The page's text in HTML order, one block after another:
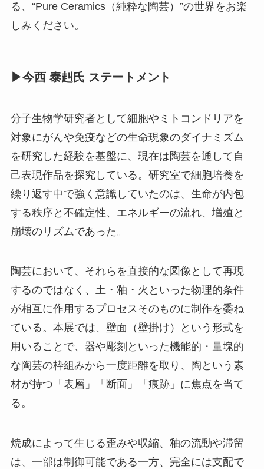
る、“Pure Ceramics（純粋な陶芸）”の世界をお楽
しみください。
▶今西 泰赳氏 ステートメント
分子生物学研究者として細胞やミトコンドリアを
対象にがんや免疫などの生命現象のダイナミズム
を研究した経験を基盤に、現在は陶芸を通して自
己表現作品を探究している。研究室で細胞培養を
繰り返す中で強く意識していたのは、生命が内包
する秩序と不確定性、エネルギーの流れ、増殖と
崩壊のリズムであった。
陶芸において、それらを直接的な図像として再現
するのではなく、土・釉・火といった物理的条件
が相互に作用するプロセスそのものに制作を委ね
ている。本展では、壁面（壁掛け）という形式を
用いることで、器や彫刻といった機能的・量塊的
な陶芸の枠組みから一度距離を取り、陶という素
材が持つ「表層」「断面」「痕跡」に焦点を当て
る。
焼成によって生じる歪みや収縮、釉の流動や滞留
は、一部は制御可能である一方、完全には支配で